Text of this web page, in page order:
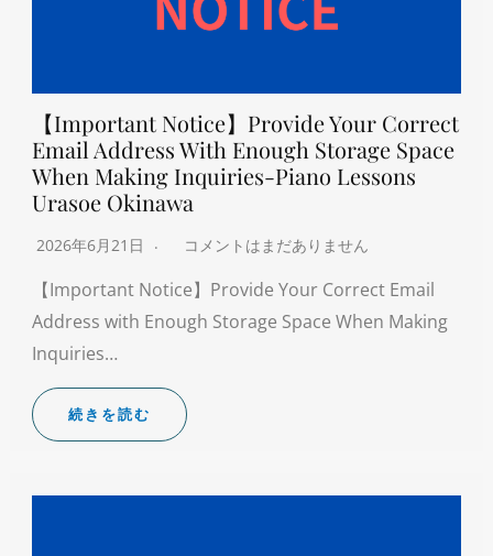
【Important Notice】Provide Your Correct
Email Address With Enough Storage Space
When Making Inquiries-Piano Lessons
Urasoe Okinawa
2026年6月21日 コメントはまだありません
【Important Notice】Provide Your Correct Email
Address with Enough Storage Space When Making
Inquiries…
続きを読む